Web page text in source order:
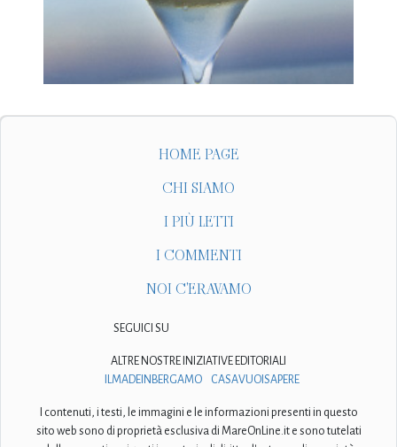
HOME PAGE
CHI SIAMO
I PIÙ LETTI
I COMMENTI
NOI C'ERAVAMO
SEGUICI SU
ALTRE NOSTRE INIZIATIVE EDITORIALI
ILMADEINBERGAMO
CASAVUOISAPERE
I contenuti, i testi, le immagini e le informazioni presenti in questo
sito web sono di proprietà esclusiva di MareOnLine.it e sono tutelati